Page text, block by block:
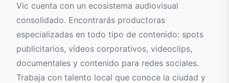
Vic cuenta con un ecosistema audiovisual
consolidado. Encontrarás productoras
especializadas en todo tipo de contenido: spots
publicitarios, vídeos corporativos, videoclips,
documentales y contenido para redes sociales.
Trabaja con talento local que conoce la ciudad y